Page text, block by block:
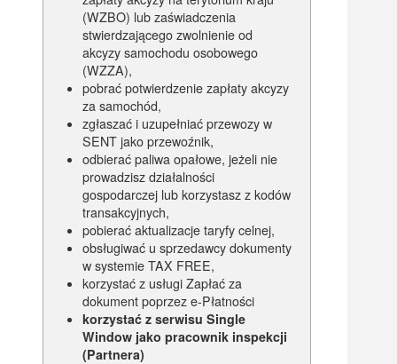
(WZBO) lub zaświadczenia
stwierdzającego zwolnienie od
akcyzy samochodu osobowego
(WZZA),
pobrać potwierdzenie zapłaty akcyzy
za samochód,
zgłaszać i uzupełniać przewozy w
SENT jako przewoźnik,
odbierać paliwa opałowe, jeżeli nie
prowadzisz działalności
gospodarczej lub korzystasz z kodów
transakcyjnych,
pobierać aktualizacje taryfy celnej,
obsługiwać u sprzedawcy dokumenty
w systemie TAX FREE,
korzystać z usługi Zapłać za
dokument poprzez e-Płatności
korzystać z serwisu Single
Window jako pracownik inspekcji
(Partnera)